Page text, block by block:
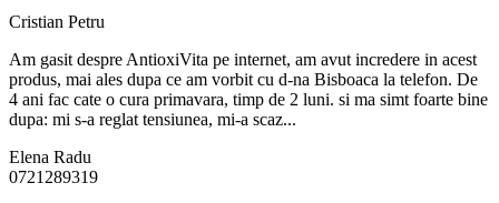
Cristian Petru
Am gasit despre AntioxiVita pe internet, am avut incredere in acest
produs, mai ales dupa ce am vorbit cu d-na Bisboaca la telefon. De
4 ani fac cate o cura primavara, timp de 2 luni. si ma simt foarte bine
dupa: mi s-a reglat tensiunea, mi-a scaz...
Elena Radu
0721289319